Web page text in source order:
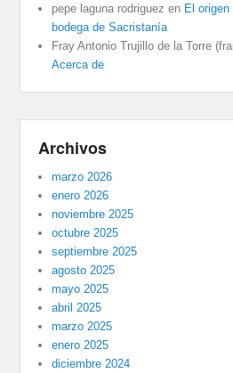
pepe laguna rodriguez en El
bodega de Sacristanía
Fray Antonio Trujillo de la Torre
Acerca de
Archivos
marzo 2026
enero 2026
noviembre 2025
octubre 2025
septiembre 2025
agosto 2025
mayo 2025
abril 2025
marzo 2025
enero 2025
diciembre 2024